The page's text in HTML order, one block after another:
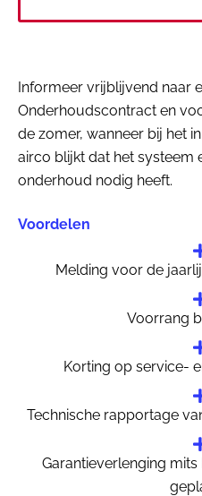
Informeer vrijblijvend naar
Onderhoudscontract en
de zomer, wanneer bij het
airco blijkt dat het systeem
onderhoud nodig heeft.
Voordelen
Melding voor de
Voorrang
Korting op service-
Technische rapportage
Garantieverlenging